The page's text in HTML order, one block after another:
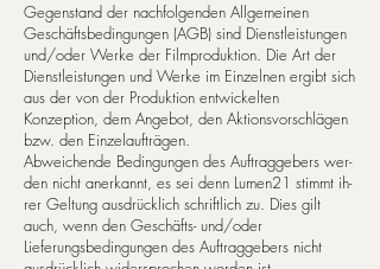
Gegenstand der nachfolgenden Allgemeinen
Geschäftsbedingungen (AGB) sind Dienstleistungen
und/oder Werke der Filmproduktion. Die Art der
Dienstleistungen und Werke im Einzelnen ergibt sich
aus der von der Produktion entwickelten
Konzeption, dem Angebot, den Aktionsvorschlägen
bzw. den Einzelaufträgen.
Ab­wei­chen­de Bedingungen des Auftraggebers wer­
den nicht anerkannt, es sei denn Lumen21 stimmt ih­
rer Geltung ausdrücklich schriftlich zu. Dies gilt
auch, wenn den Geschäfts- und/oder
Lieferungsbedingungen des Auftraggebers nicht